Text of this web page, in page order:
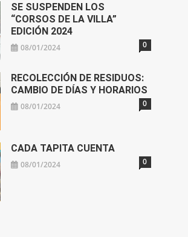
SE SUSPENDEN LOS
“CORSOS DE LA VILLA”
EDICIÓN 2024
08/01/2024 0
RECOLECCIÓN DE RESIDUOS:
CAMBIO DE DÍAS Y HORARIOS
08/01/2024 0
CADA TAPITA CUENTA
08/01/2024 0